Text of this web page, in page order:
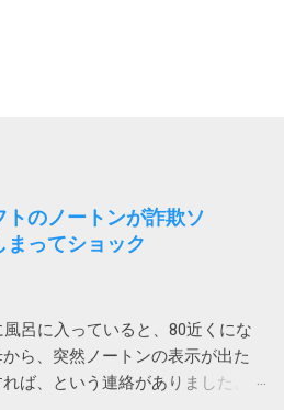
のノートンが詐欺ソ
まってショック
呂に入っていると、80近くにな
ら、突然ノートンの表示が出た
ば、という連絡がありました。